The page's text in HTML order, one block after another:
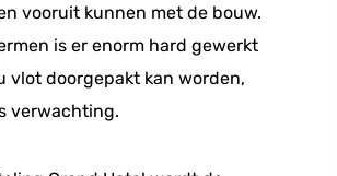
vooruit kunnen met de bouw.
is er enorm hard gewerkt
vlot doorgepakt kan worden,
verwachting.